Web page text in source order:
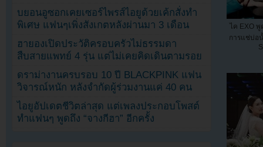
ไค EXO
การแช่บ่อ
บยอนอูซอกเคยเซอร์ไพรส์ไอยูด้วยเค้กสั่งทำ
พิเศษ แฟนๆเพิ่งสังเกตหลังผ่านมา 3 เดือน
ฮายองเปิดประวัติครอบครัวไม่ธรรมดา
สืบสายแพทย์ 4 รุ่น แต่ไม่เคยคิดเดินตามรอย
ดราม่างานครบรอบ 10 ปี BLACKPINK แฟน
วิจารณ์หนัก หลังจำกัดผู้ร่วมงานแค่ 40 คน
ไอยูอัปเดตชีวิตล่าสุด แต่เพลงประกอบโพสต์
ทำแฟนๆ พูดถึง “จางกีฮา” อีกครั้ง